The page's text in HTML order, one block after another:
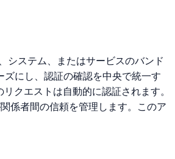
システム、またはサービスのバンド
にし、認証の確認を中央で統一す
クエストは自動的に認証されます。
係者間の信頼を管理します。このア